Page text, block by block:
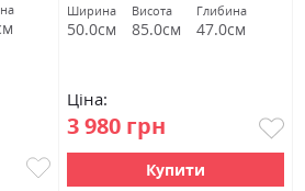
Ширина
50.0см
Висота
85.0см
Глибина
47.0см
Ціна:
3 980 грн
Купити